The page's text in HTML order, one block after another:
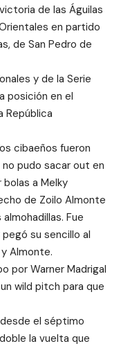
de las Águilas
en partido
de San Pedro de
y de la Serie
posición en el
República
cibaeños fueron
pudo sacar out en
a Melky
de Zoilo Almonte
Fue
su sencillo al
Almonte.
por Warner Madrigal
wild pitch para que
el séptimo
la vuelta que